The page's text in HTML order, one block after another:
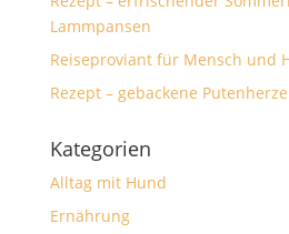
Lammpansen
Reiseproviant für Mensch und
Rezept – gebackene
Kategorien
Alltag mit Hund
Ernährung